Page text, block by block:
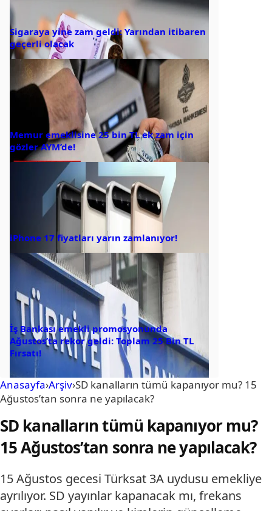
Sigaraya yine zam geldi: Yarından itibaren
geçerli olacak
Memur emeklisine 25 bin TL ek zam için
gözler AYM’de!
iPhone 17 fiyatları yarın zamlanıyor!
İş Bankası emekli promosyonunda
Ağustos’ta rekor geldi: Toplam 25 Bin TL
Fırsatı!
Anasayfa›Arşiv›SD kanalların tümü kapanıyor mu? 15
Ağustos’tan sonra ne yapılacak?
SD kanalların tümü kapanıyor mu?
15 Ağustos’tan sonra ne yapılacak?
15 Ağustos gecesi Türksat 3A uydusu emekliye
ayrılıyor. SD yayınlar kapanacak mı, frekans